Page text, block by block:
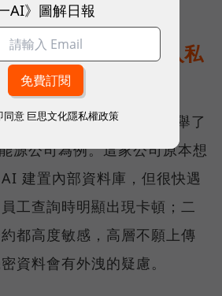
：能源公司如何導入私
署會是什麼模樣？劉文義舉了
源公司為例。這家公司原本想
建置內部資料庫，但很快遇
工查詢時明顯出現卡頓；二
都高度敏感，高層不願上傳
資料會有外洩的疑慮。
AI》圖解日報
同意 巨思文化隱私權政策